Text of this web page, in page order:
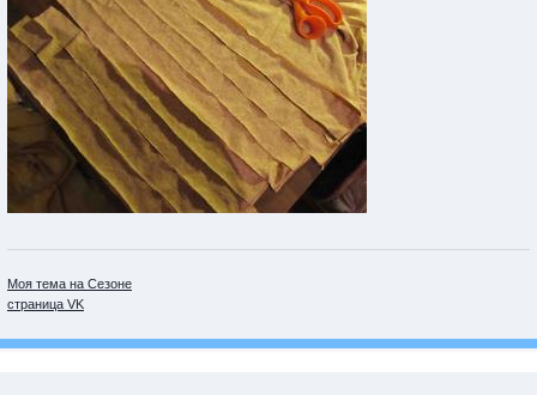
Моя тема на Сезоне
страница VK